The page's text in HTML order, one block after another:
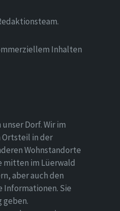
Inhalten
Dorf. Wir im
Ortsteil in der
Wohnstandorte
mitten im Lüerwald
aber auch den
Informationen. Sie
geben.